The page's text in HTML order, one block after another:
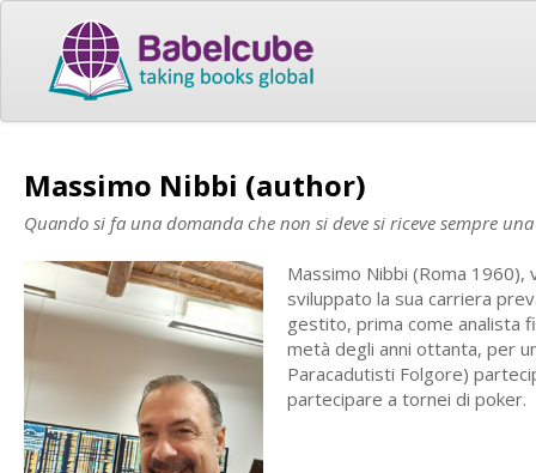
Massimo Nibbi (author)
Quando si fa una domanda che non si deve si riceve sempre
Massimo Nibbi (Roma 1960),
sviluppato la sua carriera
gestito, prima come analista
metà degli anni ottanta, per
Paracadutisti Folgore)
partecipare a tornei di poker.